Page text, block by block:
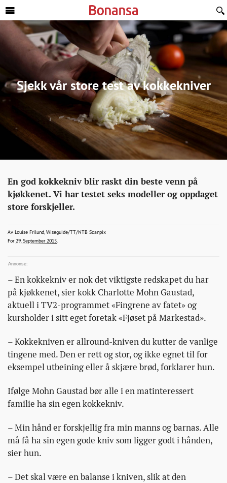
Sjekk vår store test av kokkekniver
Hjem
kjære
hjem
http://bonansa.no/artikkel/sjekk-
var-
store-
av-
kokkekniver/
En god kokkekniv blir raskt din beste venn på
kjøkkenet. Vi har testet seks modeller og oppdaget
store forskjeller.
Av Louise Frilund, Wiseguide/TT/NTB Scanpixlouisefrilund@bonansa.no
2015-09-29T12:00:57+00:00
2015-09-29T12:00:57+00:00
2015-09-29T14:23:10+00:00
For 29. September 2015
– En kokkekniv er nok det viktigste redskapet du har
på kjøkkenet, sier kokk Charlotte Mohn Gaustad,
aktuell i TV2-programmet «Fingrene av fatet» og
kursholder i sitt eget foretak «Fjøset på Markestad».
– Kokkekniven er allround-kniven du kutter de vanlige
tingene med. Den er rett og stor, og ikke egnet til for
eksempel utbeining eller å skjære brød, forklarer hun.
Ifølge Mohn Gaustad bør alle i en matinteressert
familie ha sin egen kokkekniv.
– Min hånd er forskjellig fra min manns og barnas. Alle
må få ha sin egen gode kniv som ligger godt i hånden,
sier hun.
– Det skal være en balanse i kniven, slik at den